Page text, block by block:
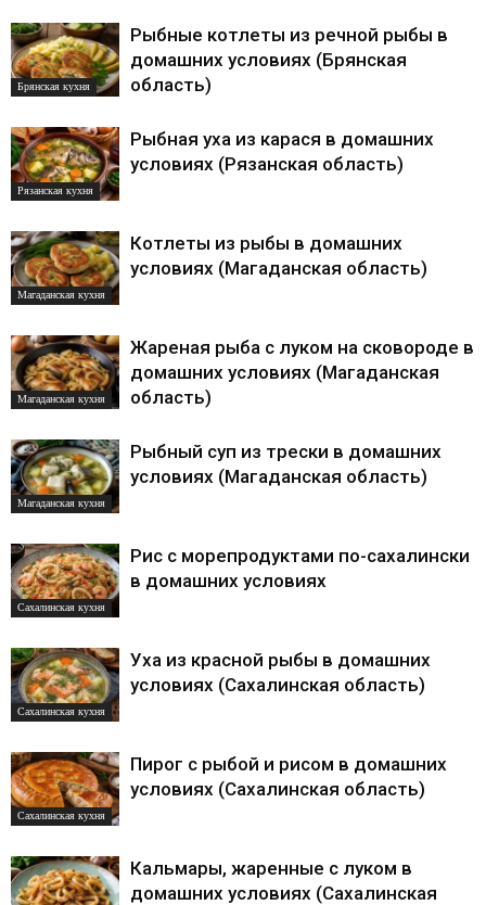
Брянская кухня
Рыбные котлеты из речной рыбы в
домашних условиях (Брянская
область)
Рязанская кухня
Рыбная уха из карася в домашних
условиях (Рязанская область)
Магаданская кухня
Котлеты из рыбы в домашних
условиях (Магаданская область)
Магаданская кухня
Жареная рыба с луком на сковороде в
домашних условиях (Магаданская
область)
Магаданская кухня
Рыбный суп из трески в домашних
условиях (Магаданская область)
Сахалинская кухня
Рис с морепродуктами по-сахалински
в домашних условиях
Сахалинская кухня
Уха из красной рыбы в домашних
условиях (Сахалинская область)
Сахалинская кухня
Пирог с рыбой и рисом в домашних
условиях (Сахалинская область)
Кальмары, жаренные с луком в
домашних условиях (Сахалинская